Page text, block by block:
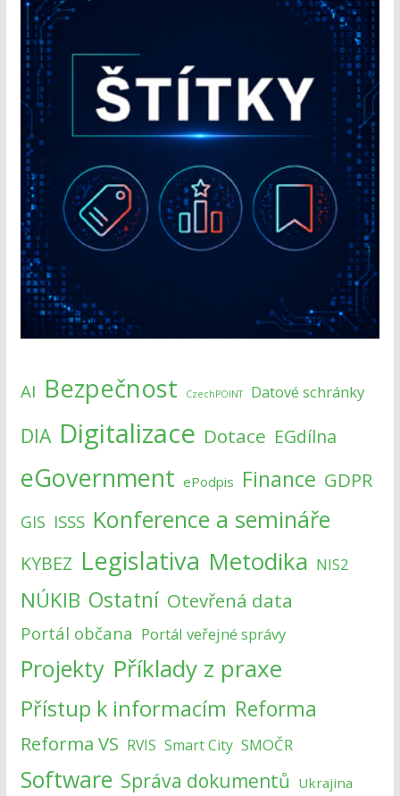
AI Bezpečnost CzechPOINT Datové schránky
DIA Digitalizace Dotace EGdílna
eGovernment ePodpis Finance GDPR
GIS ISSS Konference a semináře
KYBEZ Legislativa Metodika NIS2
NÚKIB Ostatní Otevřená data
Portál občana Portál veřejné správy
Projekty Příklady z praxe
Přístup k informacím Reforma
Reforma VS RVIS Smart City SMOČR
Software Správa dokumentů Ukrajina